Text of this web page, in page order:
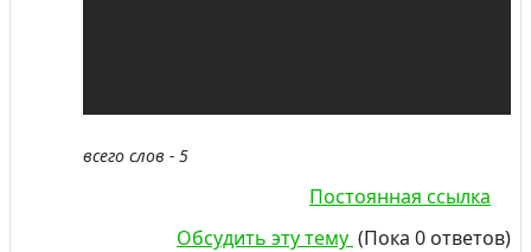
всего слов - 5
Постоянная ссылка
Обсудить эту тему (Пока 0 ответов)